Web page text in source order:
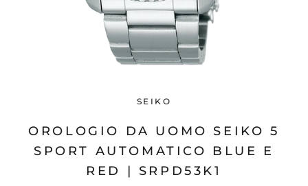
SEIKO
OROLOGIO DA UOMO SEIKO 5
SPORT AUTOMATICO BLUE E
RED | SRPD53K1